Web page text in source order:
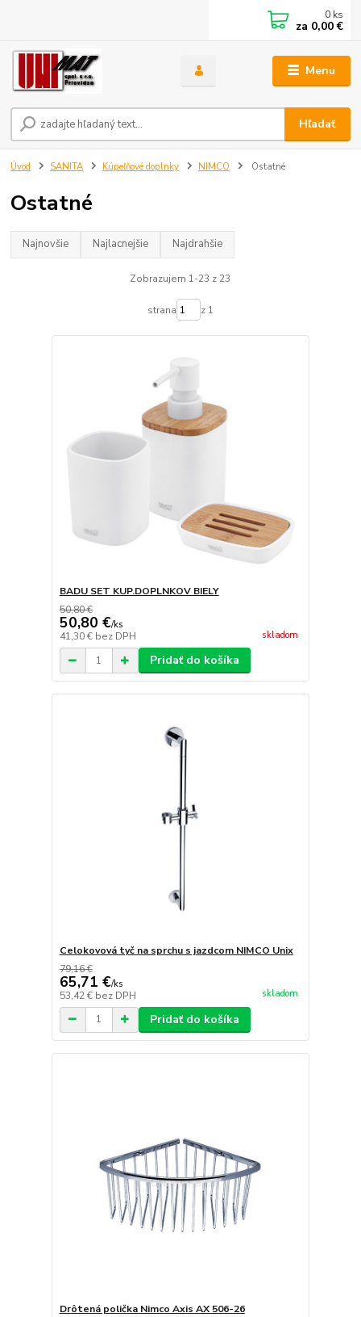
Menu
Hľadať
0 ks
za 0,00 €
Úvod SANITA Kúpeľňové doplnky NIMCO Ostatné
Ostatné
Najnovšie Najlacnejšie Najdrahšie
Zobrazujem 1-23 z 23
strana z 1
BADU SET KUP.DOPLNKOV BIELY
50,80 €
50,80 €/ks
41,30 € bez DPH skladom
Pridať do košíka
Celokovová tyč na sprchu s jazdcom NIMCO Unix
79,16 €
65,71 €/ks
53,42 € bez DPH skladom
Pridať do košíka
Drôtená polička Nimco Axis AX 506-26